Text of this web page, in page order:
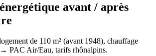
avant / après
de 110 m² (avant 1948), chauffage
→ PAC Air/Eau, tarifs rhônalpins.